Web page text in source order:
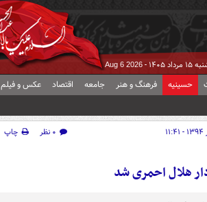
۱۴۰۵ - Aug 6 2026
حسینیه فرهنگ و هنر جامعه اقتصاد عکس و فیلم
۰ نظر
چاپ
هلال احمری شد